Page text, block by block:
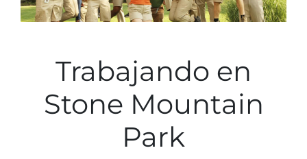
COSAS PARA HACER
Recreación y golf
Espectáculo de luz
Festivales y eventos
Espectáculo de láser
MAS OPCIONES
Espectáculo de luz
Festival de la Margarita Amarilla
Festival de la Calabaza
juegos de la montaña
Festival de nativos americanos y Pow Wow
Alquiler de instalaciones
MÁS INFORMACIÓN
Preguntas frecuentes sobre grupos
Información requerida
Trabajando en
Stone Mountain
Park